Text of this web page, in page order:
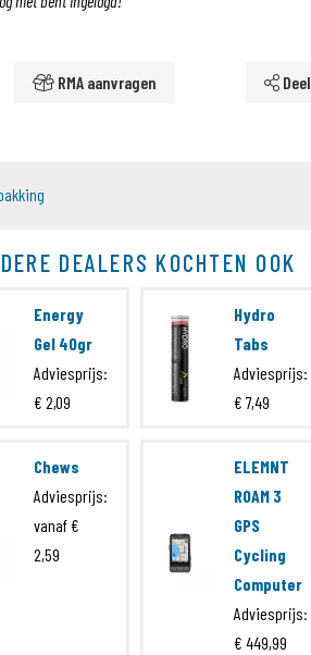
RMA aanvragen Deel
DEALERS KOCHTEN OOK
Energy
Gel 40gr
Adviesprijs:
€ 2,09
Hydro
Tabs
Adviesprijs:
€ 7,49
Chews
Adviesprijs:
vanaf€
2,59
ELEMNT
ROAM 3
GPS
Cycling
Computer
Adviesprijs:
€ 449,99